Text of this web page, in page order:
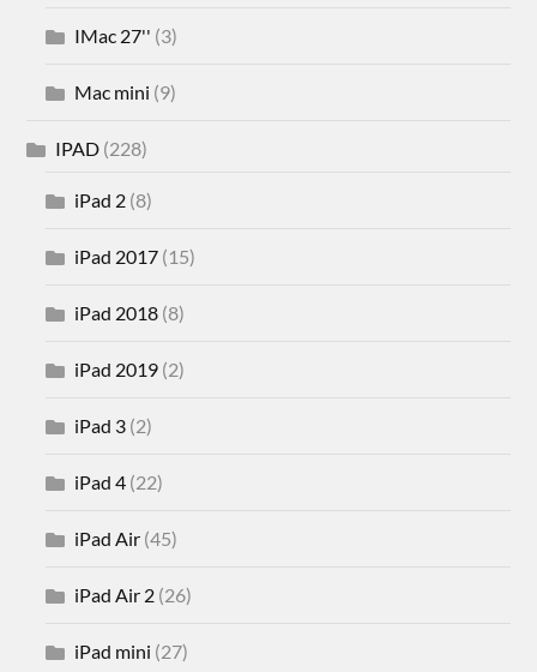
IMac 27'' (3)
Mac mini (9)
IPAD (228)
iPad 2 (8)
iPad 2017 (15)
iPad 2018 (8)
iPad 2019 (2)
iPad 3 (2)
iPad 4 (22)
iPad Air (45)
iPad Air 2 (26)
iPad mini (27)